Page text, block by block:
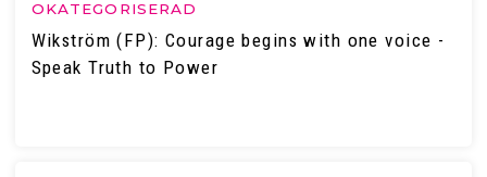
OKATEGORISERAD
Wikström (FP): Courage begins with one voice -
Speak Truth to Power